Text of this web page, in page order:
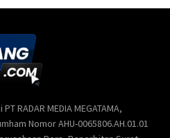
RADAR MEDIA MEGATAMA,
Nomor AHU-0065806.AH.01.01